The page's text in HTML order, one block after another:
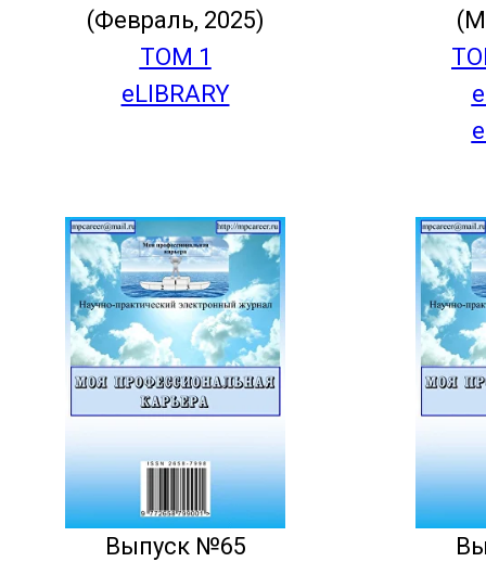
(Февраль, 2025)
ТОМ 1
eLIBRARY
Выпуск №65